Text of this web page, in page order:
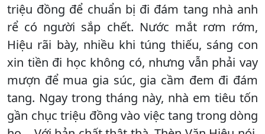
triệu đồng để chuẩn bị đi đám tang nhà anh
rể có người sắp chết. Nước mắt rơm rớm,
Hiệu rãi bày, nhiều khi túng thiếu, sáng con
xin tiền đi học không có, nhưng vẫn phải vay
mượn để mua gia súc, gia cầm đem đi đám
tang. Ngay trong tháng này, nhà em tiêu tốn
gần chục triệu đồng vào việc tang trong dòng